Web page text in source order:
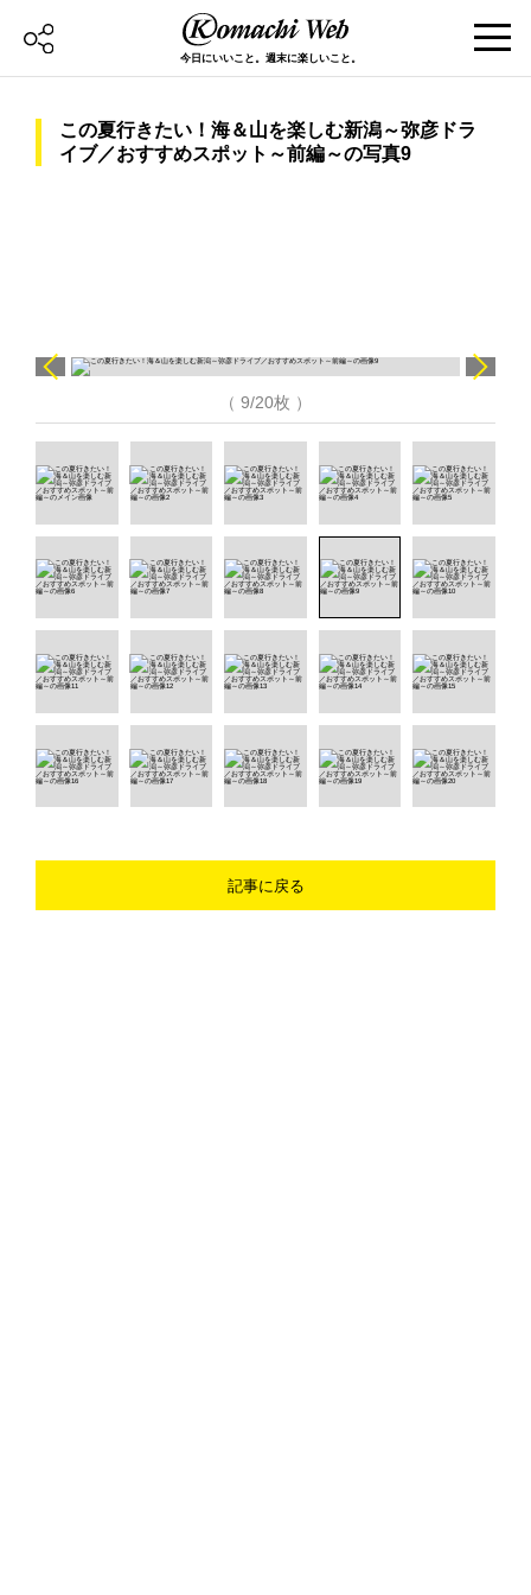
今日にいいこと。週末に楽しいこと。
この夏行きたい！海＆山を楽しむ新潟～弥彦ドラ
イブ／おすすめスポット～前編～の写真9
（ 9/20枚 ）
記事に戻る